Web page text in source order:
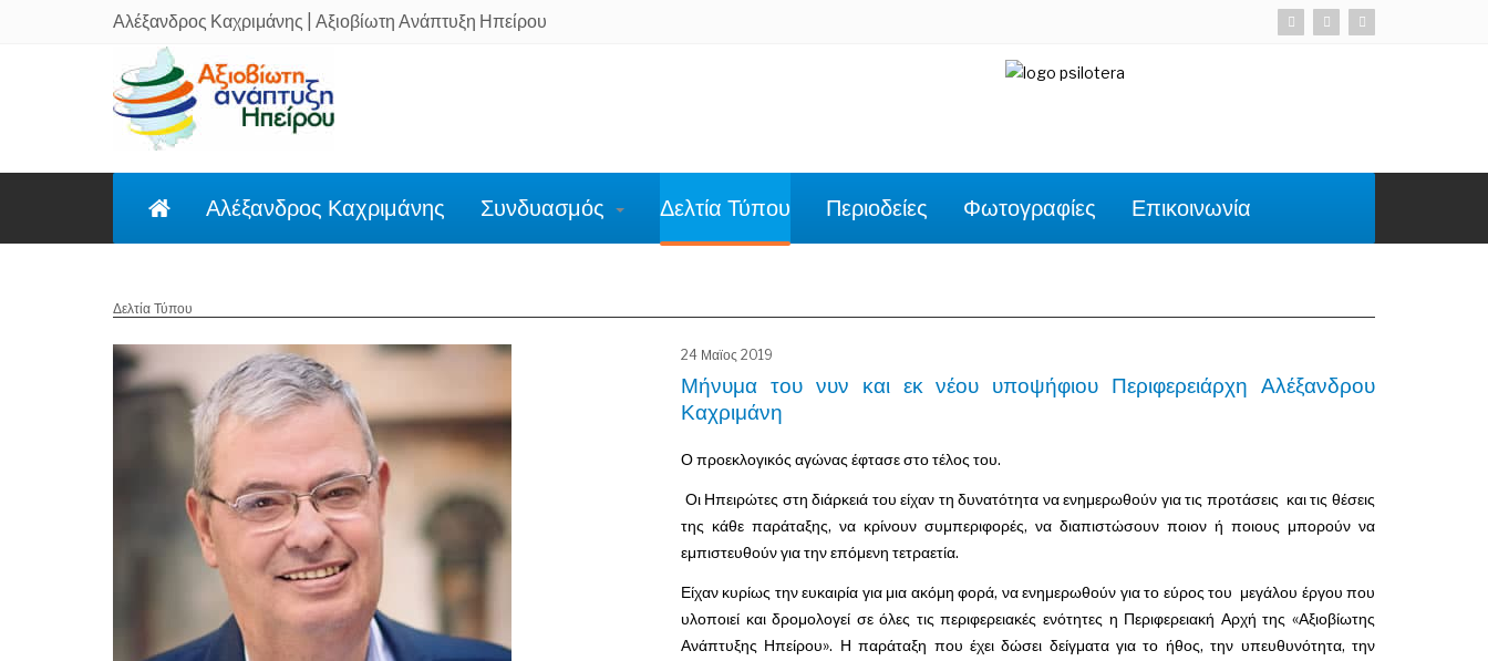
Αλέξανδρος Καχριμάνης | Αξιοβίωτη Ανάπτυξη Ηπείρου
Αλέξανδρος Καχριμάνης Συνδυασμός Δελτία Τύπου Περιοδείες Φωτογραφίες Επικοινωνία
Δελτία Τύπου
24 Μαϊος 2019
Μήνυμα του νυν και εκ νέου υποψήφιου Περιφερειάρχη Αλέξανδρου
Καχριμάνη
Ο προεκλογικός αγώνας έφτασε στο τέλος του.
Οι Ηπειρώτες στη διάρκειά του είχαν τη δυνατότητα να ενημερωθούν για τις προτάσεις και τις θέσεις
της κάθε παράταξης, να κρίνουν συμπεριφορές, να διαπιστώσουν ποιον ή ποιους μπορούν να
εμπιστευθούν για την επόμενη τετραετία.
Είχαν κυρίως την ευκαιρία για μια ακόμη φορά, να ενημερωθούν για το εύρος του μεγάλου έργου που
υλοποιεί και δρομολογεί σε όλες τις περιφερειακές ενότητες η Περιφερειακή Αρχή της «Αξιοβίωτης
Ανάπτυξης Ηπείρου». Η παράταξη που έχει δώσει δείγματα για το ήθος, την υπευθυνότητα, την